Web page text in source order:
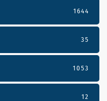
1644
35
1053
12